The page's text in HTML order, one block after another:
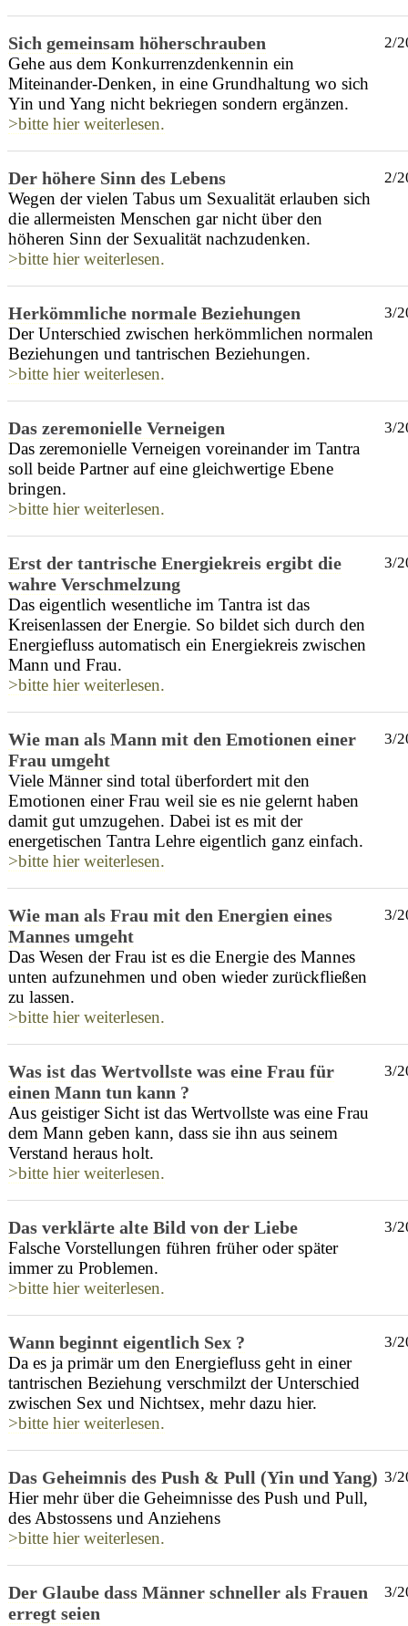
Sich gemeinsam höherschrauben
Gehe aus dem Konkurrenzdenkennin ein
Miteinander-Denken, in eine Grundhaltung wo sich
Yin und Yang nicht bekriegen sondern ergänzen.
>bitte hier weiterlesen.
2/
Der höhere Sinn des Lebens
Wegen der vielen Tabus um Sexualität erlauben sich
die allermeisten Menschen gar nicht über den
höheren Sinn der Sexualität nachzudenken.
>bitte hier weiterlesen.
2/
Herkömmliche normale Beziehungen
Der Unterschied zwischen herkömmlichen normalen
Beziehungen und tantrischen Beziehungen.
>bitte hier weiterlesen.
3/
Das zeremonielle Verneigen
Das zeremonielle Verneigen voreinander im Tantra
soll beide Partner auf eine gleichwertige Ebene
bringen.
>bitte hier weiterlesen.
3/
Erst der tantrische Energiekreis ergibt die
wahre Verschmelzung
Das eigentlich wesentliche im Tantra ist das
Kreisenlassen der Energie. So bildet sich durch den
Energiefluss automatisch ein Energiekreis zwischen
Mann und Frau.
>bitte hier weiterlesen.
3/
Wie man als Mann mit den Emotionen einer
Frau umgeht
Viele Männer sind total überfordert mit den
Emotionen einer Frau weil sie es nie gelernt haben
damit gut umzugehen. Dabei ist es mit der
energetischen Tantra Lehre eigentlich ganz einfach.
>bitte hier weiterlesen.
3/
Wie man als Frau mit den Energien eines
Mannes umgeht
Das Wesen der Frau ist es die Energie des Mannes
unten aufzunehmen und oben wieder zurückfließen
zu lassen.
>bitte hier weiterlesen.
3/
Was ist das Wertvollste was eine Frau für
einen Mann tun kann ?
Aus geistiger Sicht ist das Wertvollste was eine Frau
dem Mann geben kann, dass sie ihn aus seinem
Verstand heraus holt.
>bitte hier weiterlesen.
3/
Das verklärte alte Bild von der Liebe
Falsche Vorstellungen führen früher oder später
immer zu Problemen.
>bitte hier weiterlesen.
3/
Wann beginnt eigentlich Sex ?
Da es ja primär um den Energiefluss geht in einer
tantrischen Beziehung verschmilzt der Unterschied
zwischen Sex und Nichtsex, mehr dazu hier.
>bitte hier weiterlesen.
3/
Das Geheimnis des Push & Pull (Yin und Yang)
Hier mehr über die Geheimnisse des Push und Pull,
des Abstossens und Anziehens
>bitte hier weiterlesen.
3/
Der Glaube dass Männer schneller als Frauen
erregt seien
3/